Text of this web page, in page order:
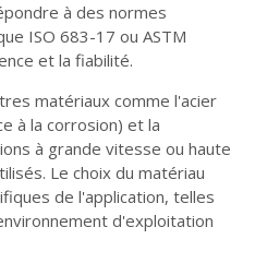
à des normes
ISO 683-17 ou ASTM
et la fiabilité.
matériaux comme l'acier
à la corrosion) et la
à grande vitesse ou haute
Le choix du matériau
de l'application, telles
d'exploitation